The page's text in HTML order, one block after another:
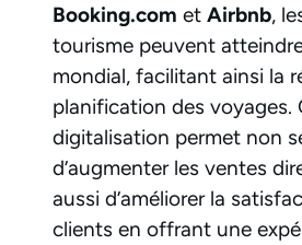
Booking.com et Airbnb,
tourisme peuvent
mondial, facilitant ainsi la
planification des voyages.
digitalisation permet non
d’augmenter les ventes
aussi d’améliorer la
clients en offrant une